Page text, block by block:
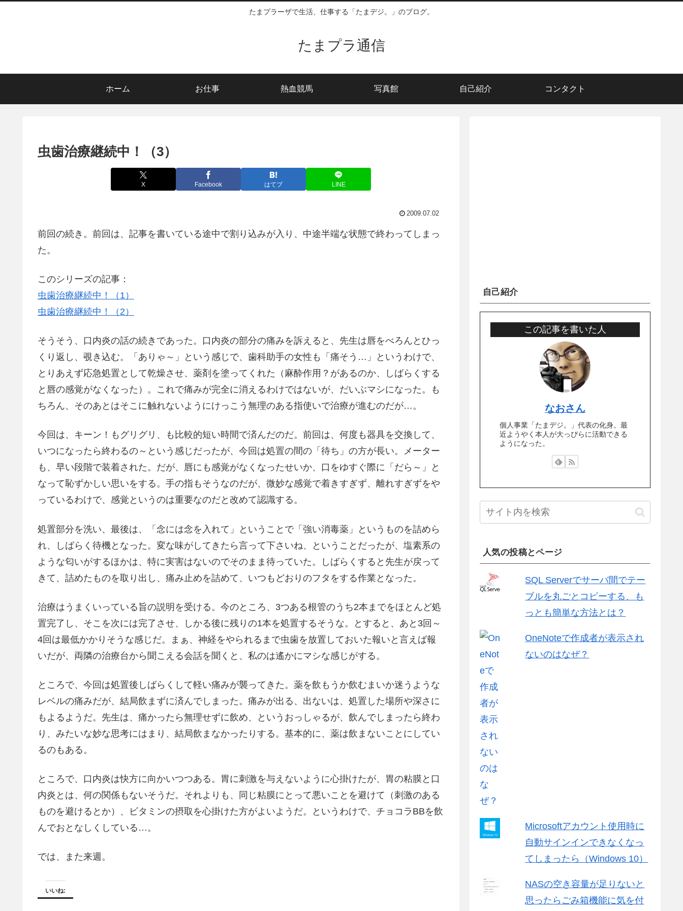
たまプラーザで生活、仕事する「たまデジ。」のブログ。
たまプラ通信
ホーム お仕事 熱血競馬 写真館 自己紹介 コンタクト
虫歯治療継続中！（3）
X Facebook はてブ LINE
2009.07.02
前回の続き。前回は、記事を書いている途中で割り込みが入り、中途半端な状態で終わってしまっ
た。
このシリーズの記事：
虫歯治療継続中！（1）
虫歯治療継続中！（2）
そうそう、口内炎の話の続きであった。口内炎の部分の痛みを訴えると、先生は唇をべろんとひっ
くり返し、覗き込む。「ありゃ～」という感じで、歯科助手の女性も「痛そう…」というわけで、
とりあえず応急処置として乾燥させ、薬剤を塗ってくれた（麻酔作用？があるのか、しばらくする
と唇の感覚がなくなった）。これで痛みが完全に消えるわけではないが、だいぶマシになった。も
ちろん、そのあとはそこに触れないようにけっこう無理のある指使いで治療が進むのだが…。
今回は、キーン！もグリグリ、も比較的短い時間で済んだのだ。前回は、何度も器具を交換して、
いつになったら終わるの～という感じだったが、今回は処置の間の「待ち」の方が長い。メーター
も、早い段階で装着された。だが、唇にも感覚がなくなったせいか、口をゆすぐ際に「だら～」と
なって恥ずかしい思いをする。手の指もそうなのだが、微妙な感覚で着きすぎず、離れすぎずをや
っているわけで、感覚というのは重要なのだと改めて認識する。
処置部分を洗い、最後は、「念には念を入れて」ということで「強い消毒薬」というものを詰めら
れ、しばらく待機となった。変な味がしてきたら言って下さいね、ということだったが、塩素系の
ような匂いがするほかは、特に実害はないのでそのまま待っていた。しばらくすると先生が戻って
きて、詰めたものを取り出し、痛み止めを詰めて、いつもどおりのフタをする作業となった。
治療はうまくいっている旨の説明を受ける。今のところ、3つある根管のうち2本までをほとんど処
置完了し、そこを次には完了させ、しかる後に残りの1本を処置するそうな。とすると、あと3回～
4回は最低かかりそうな感じだ。まぁ、神経をやられるまで虫歯を放置しておいた報いと言えば報
いだが、両隣の治療台から聞こえる会話を聞くと、私のは遙かにマシな感じがする。
ところで、今回は処置後しばらくして軽い痛みが襲ってきた。薬を飲もうか飲むまいか迷うような
レベルの痛みだが、結局飲まずに済んでしまった。痛みが出る、出ないは、処置した場所や深さに
もよるようだ。先生は、痛かったら無理せずに飲め、というおっしゃるが、飲んでしまったら終わ
り、みたいな妙な思考にはまり、結局飲まなかったりする。基本的に、薬は飲まないことにしてい
るのもある。
ところで、口内炎は快方に向かいつつある。胃に刺激を与えないように心掛けたが、胃の粘膜と口
内炎とは、何の関係もないそうだ。それよりも、同じ粘膜にとって悪いことを避けて（刺激のある
ものを避けるとか）、ビタミンの摂取を心掛けた方がよいようだ。というわけで、チョコラBBを飲
んでおとなしくしている…。
では、また来週。
いいね:
自己紹介
この記事を書いた人
なおさん
個人事業「たまデジ。」代表の化身。最
近ようやく本人が大っぴらに活動できる
ようになった。
人気の投稿とページ
SQL Serverでサーバ間でテー
ブルを丸ごとコピーする、も
っとも簡単な方法とは？
OneNoteで作成者が表示され
ないのはなぜ？
Microsoftアカウント使用時に
自動サインインできなくなっ
てしまったら（Windows 10）
NASの空き容量が足りないと
思ったらごみ箱機能に気を付